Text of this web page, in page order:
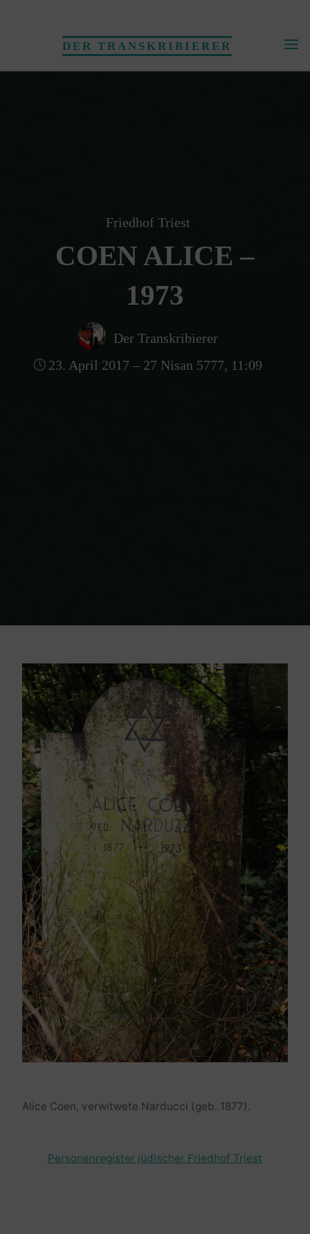
DER TRANSKRIBIERER
Friedhof Triest
COEN ALICE –
1973
Der Transkribierer
23. April 2017 – 27 Nisan 5777, 11:09
Alice Coen, verwitwete Narducci (geb. 1877).
Personenregister jüdischer Friedhof Triest